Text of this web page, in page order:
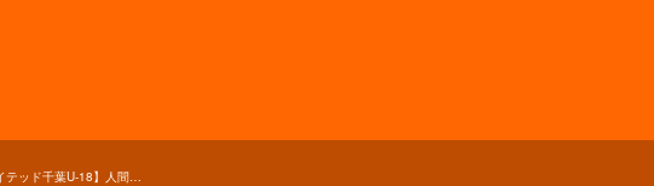
【ジェフユナイテッド千葉U-18】人間教育に力。ピッチ外の活動をチームの成長につなげる